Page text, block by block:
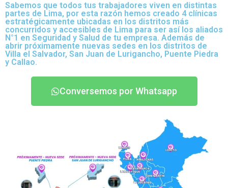
Sabemos que todos tus trabajadores viven en distintas
partes de Lima, por esta razón hemos creado 4 clínicas
estratégicamente ubicadas en los distritos más
concurridos y accesibles de Lima para ser así los aliados
N°1 en Seguridad y Salud de tu empresa. Además de
abrir próximamente nuevas sedes en los distritos de
Villa el Salvador, San Juan de Lurigancho, Puente Piedra
y Callao.
Conversemos por Whatsapp